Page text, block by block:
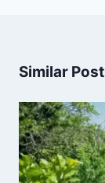
Similar